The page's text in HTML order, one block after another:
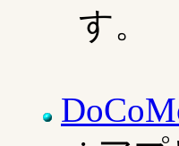
す。